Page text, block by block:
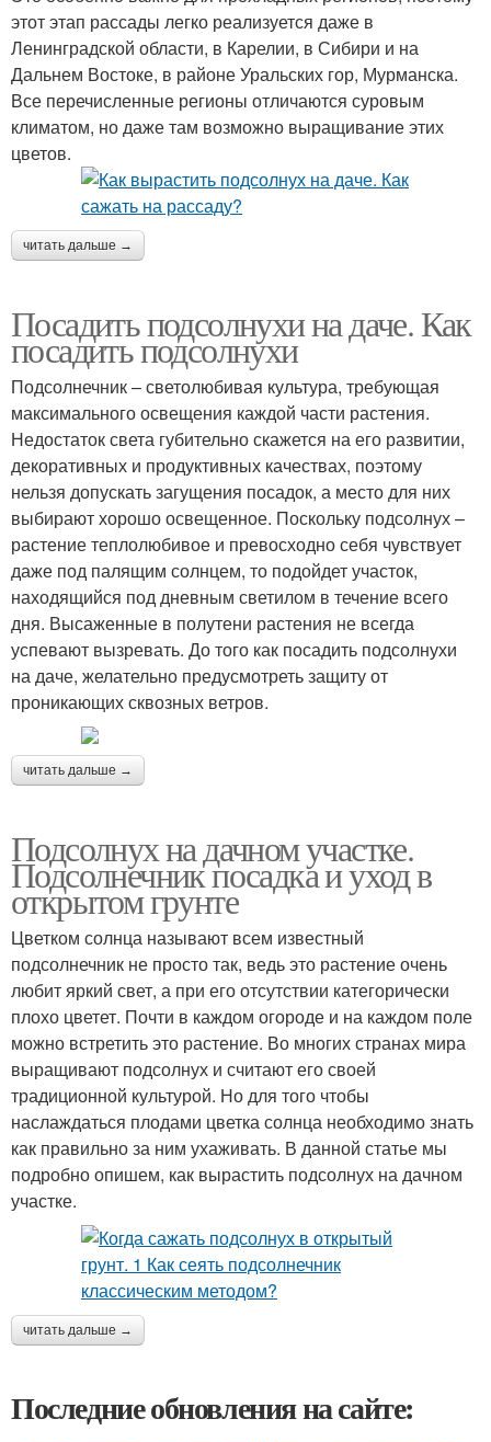
этот этап рассады легко реализуется даже в
Ленинградской области, в Карелии, в Сибири и на
Дальнем Востоке, в районе Уральских гор, Мурманска.
Все перечисленные регионы отличаются суровым
климатом, но даже там возможно выращивание этих
цветов.
читать дальше →
Посадить подсолнухи на даче. Как
посадить подсолнухи
Подсолнечник – светолюбивая культура, требующая
максимального освещения каждой части растения.
Недостаток света губительно скажется на его развитии,
декоративных и продуктивных качествах, поэтому
нельзя допускать загущения посадок, а место для них
выбирают хорошо освещенное. Поскольку подсолнух –
растение теплолюбивое и превосходно себя чувствует
даже под палящим солнцем, то подойдет участок,
находящийся под дневным светилом в течение всего
дня. Высаженные в полутени растения не всегда
успевают вызревать. До того как посадить подсолнухи
на даче, желательно предусмотреть защиту от
проникающих сквозных ветров.
читать дальше →
Подсолнух на дачном участке.
Подсолнечник посадка и уход в
открытом грунте
Цветком солнца называют всем известный
подсолнечник не просто так, ведь это растение очень
любит яркий свет, а при его отсутствии категорически
плохо цветет. Почти в каждом огороде и на каждом поле
можно встретить это растение. Во многих странах мира
выращивают подсолнух и считают его своей
традиционной культурой. Но для того чтобы
наслаждаться плодами цветка солнца необходимо знать
как правильно за ним ухаживать. В данной статье мы
подробно опишем, как вырастить подсолнух на дачном
участке.
читать дальше →
Последние обновления на сайте: